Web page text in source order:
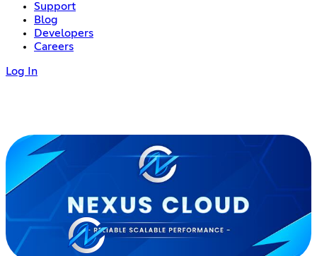
Support
Blog
Developers
Careers
Log In